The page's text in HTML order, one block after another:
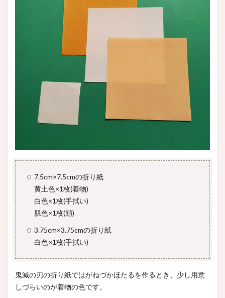
7.5cm×7.5cmの折り紙
黄土色×1枚(着物)
白色×1枚(手拭い)
肌色×1枚(顔)
3.75cm×3.75cmの折り紙
白色×1枚(手拭い)
鬼滅の刃の折り紙ではがねづかほたるを作るとき、少し用意
しづらいのが着物の色です。